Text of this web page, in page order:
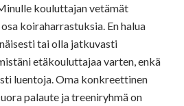
kouluttajan vetämät
koiraharrastuksia. En halua
tai olla jatkuvasti
etäkouluttajaa varten, enkä
luentoja. Oma konkreettinen
palaute ja treeniryhmä on